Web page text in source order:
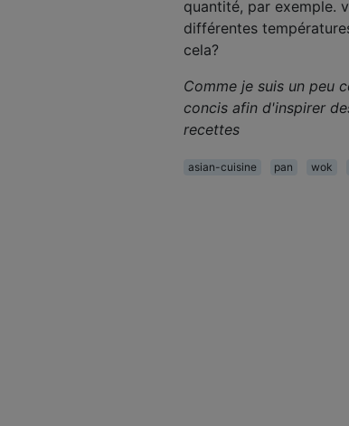
quantité, par exemple.
différentes
cela?
Comme je suis un peu
concis afin d'inspirer
recettes
asian-cuisine pan wok